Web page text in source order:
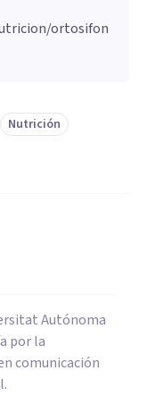
ortosifon
Nutrición
Autónoma
por la
comunicación